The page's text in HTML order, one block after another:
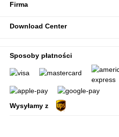
Firma
Download Center
Sposoby płatności
Wysyłamy z